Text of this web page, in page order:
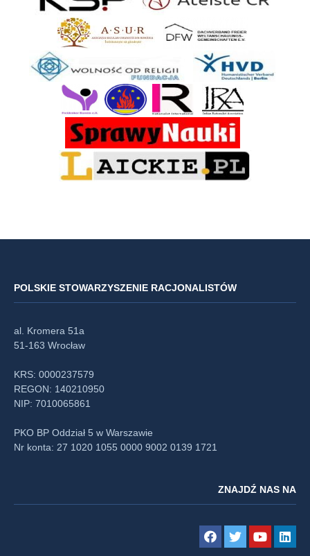
POLSKIE STOWARZYSZENIE RACJONALISTÓW
al. Kromera 51a
51-163 Wrocław
KRS: 0000237579
REGON: 140210950
NIP: 7010065861
PKO BP Oddział 5 w Warszawie
Nr konta: 27 1020 1055 0000 9002 0139 1721
ZNAJDŹ NAS NA